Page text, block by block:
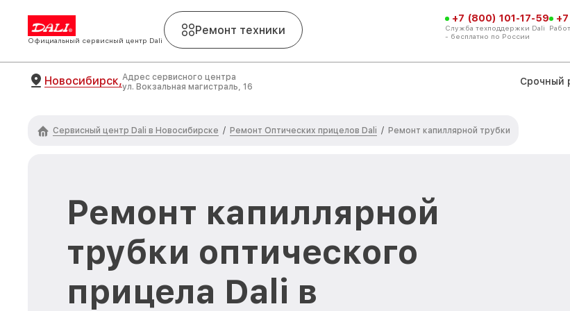
Официальный сервисный центр Dali
Ремонт техники
+7 (800) 101-17-59
Служба техподдержки Dali
- бесплатно по России
Новосибирск,Адрес сервисного центра
ул. Вокзальная магистраль, 16
Срочный
Сервисный центр Dali в Новосибирске / Ремонт Оптических прицелов Dali / Ремонт капиллярной трубки
Ремонт капиллярной
трубки оптического
прицела Dali в